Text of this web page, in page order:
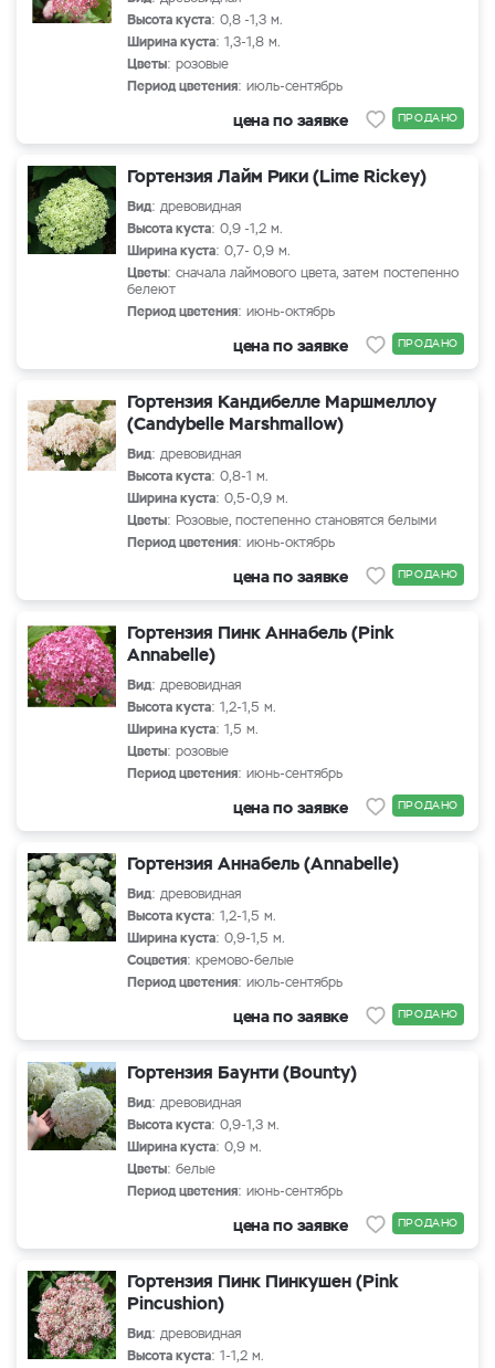
Высота куста: 0,8 -1,3 м.
Ширина куста: 1,3-1,8 м.
Цветы: розовые
Период цветения: июль-сентябрь
цена по заявке ПРОДАНО
Гортензия Лайм Рики (Lime Rickey)
Вид: древовидная
Высота куста: 0,9 -1,2 м.
Ширина куста: 0,7- 0,9 м.
Цветы: сначала лаймового цвета, затем постепенно
белеют
Период цветения: июнь-октябрь
цена по заявке ПРОДАНО
Гортензия Кандибелле Маршмеллоу
(Candybelle Marshmallow)
Вид: древовидная
Высота куста: 0,8-1 м.
Ширина куста: 0,5-0,9 м.
Цветы: Розовые, постепенно становятся белыми
Период цветения: июнь-октябрь
цена по заявке ПРОДАНО
Гортензия Пинк Аннабель (Pink
Annabelle)
Вид: древовидная
Высота куста: 1,2-1,5 м.
Ширина куста: 1,5 м.
Цветы: розовые
Период цветения: июнь-сентябрь
цена по заявке ПРОДАНО
Гортензия Аннабель (Annabelle)
Вид: древовидная
Высота куста: 1,2-1,5 м.
Ширина куста: 0,9-1,5 м.
Соцветия: кремово-белые
Период цветения: июль-сентябрь
цена по заявке ПРОДАНО
Гортензия Баунти (Bounty)
Вид: древовидная
Высота куста: 0,9-1,3 м.
Ширина куста: 0,9 м.
Цветы: белые
Период цветения: июнь-сентябрь
цена по заявке ПРОДАНО
Гортензия Пинк Пинкушен (Pink
Pincushion)
Вид: древовидная
Высота куста: 1-1,2 м.